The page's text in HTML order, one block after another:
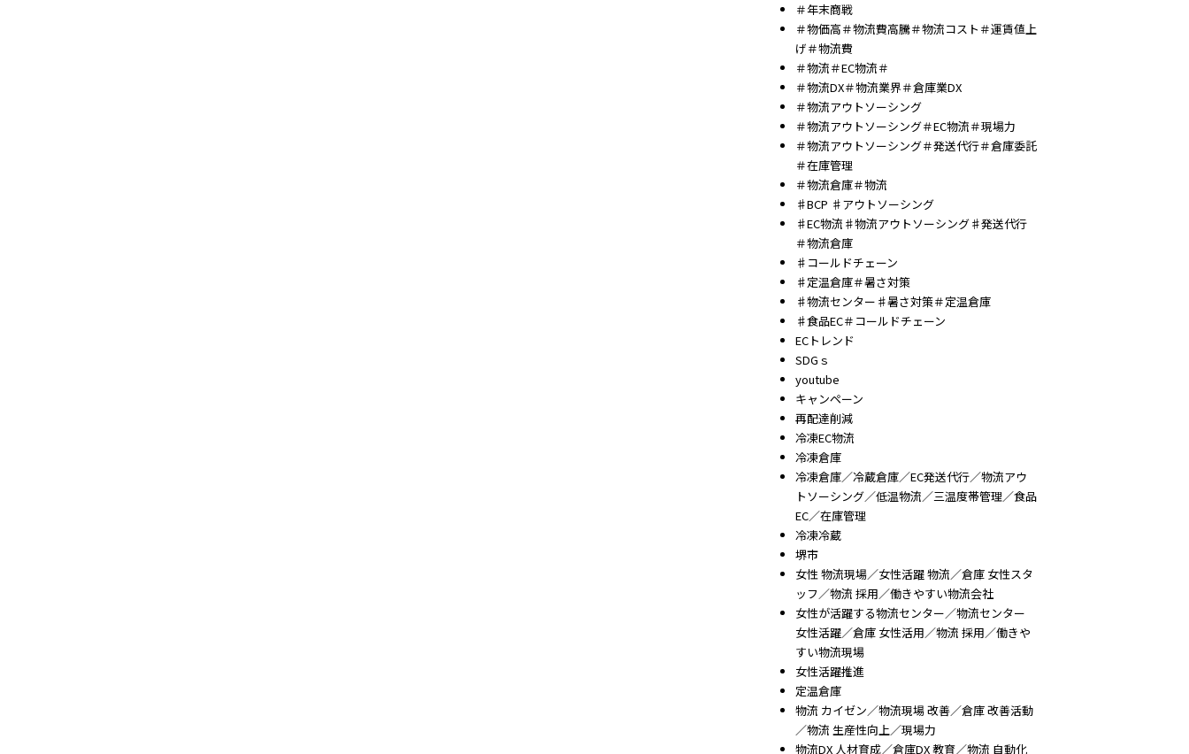
＃年末商戦
＃物価高＃物流費高騰＃物流コスト＃運賃値上
げ＃物流費
＃物流＃EC物流＃
＃物流DX＃物流業界＃倉庫業DX
＃物流アウトソーシング
＃物流アウトソーシング＃EC物流＃現場力
＃物流アウトソーシング＃発送代行＃倉庫委託
＃在庫管理
＃物流倉庫＃物流
♯BCP ♯アウトソーシング
♯EC物流♯物流アウトソーシング♯発送代行
＃物流倉庫
♯コールドチェーン
♯定温倉庫＃暑さ対策
♯物流センター♯暑さ対策＃定温倉庫
♯食品EC＃コールドチェーン
ECトレンド
SDGｓ
youtube
キャンペーン
再配達削減
冷凍EC物流
冷凍倉庫
冷凍倉庫／冷蔵倉庫／EC発送代行／物流アウ
トソーシング／低温物流／三温度帯管理／食品
EC／在庫管理
冷凍冷蔵
堺市
女性 物流現場／女性活躍 物流／倉庫 女性スタ
ッフ／物流 採用／働きやすい物流会社
女性が活躍する物流センター／物流センター
女性活躍／倉庫 女性活用／物流 採用／働きや
すい物流現場
女性活躍推進
定温倉庫
物流 カイゼン／物流現場 改善／倉庫 改善活動
／物流 生産性向上／現場力
物流DX 人材育成／倉庫DX 教育／物流 自動化